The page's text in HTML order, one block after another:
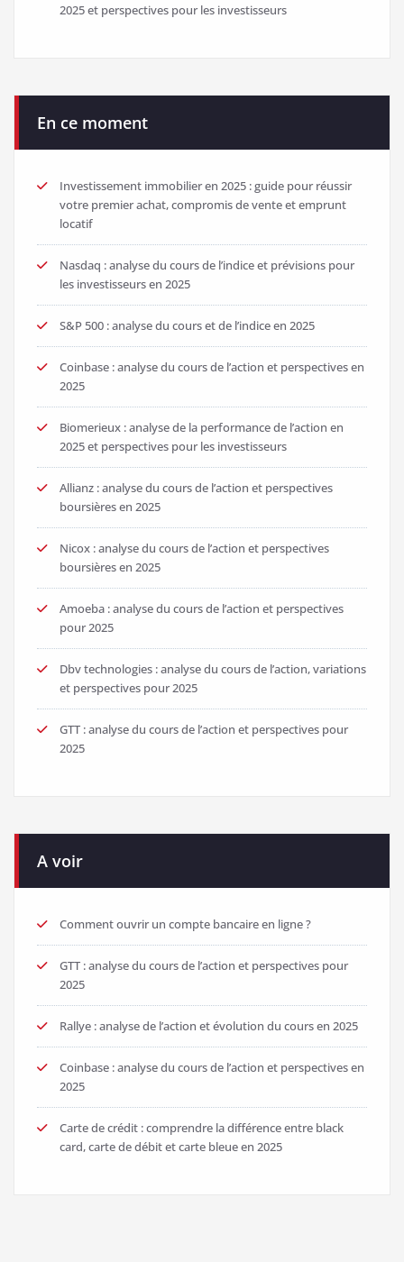
2025 et perspectives pour les investisseurs
En ce moment
Investissement immobilier en 2025 : guide pour réussir
votre premier achat, compromis de vente et emprunt
locatif
Nasdaq : analyse du cours de l’indice et prévisions pour
les investisseurs en 2025
S&P 500 : analyse du cours et de l’indice en 2025
Coinbase : analyse du cours de l’action et perspectives en
2025
Biomerieux : analyse de la performance de l’action en
2025 et perspectives pour les investisseurs
Allianz : analyse du cours de l’action et perspectives
boursières en 2025
Nicox : analyse du cours de l’action et perspectives
boursières en 2025
Amoeba : analyse du cours de l’action et perspectives
pour 2025
Dbv technologies : analyse du cours de l’action, variations
et perspectives pour 2025
GTT : analyse du cours de l’action et perspectives pour
2025
A voir
Comment ouvrir un compte bancaire en ligne ?
GTT : analyse du cours de l’action et perspectives pour
2025
Rallye : analyse de l’action et évolution du cours en 2025
Coinbase : analyse du cours de l’action et perspectives en
2025
Carte de crédit : comprendre la différence entre black
card, carte de débit et carte bleue en 2025